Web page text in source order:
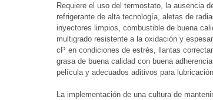
Requiere el uso del termostato, la ausencia
refrigerante de alta tecnología, aletas de
inyectores limpios, combustible de buena
multigrado resistente a la oxidación y
cP en condiciones de estrés, llantas
grasa de buena calidad con buena
película y adecuados aditivos para
La implementación de una cultura de